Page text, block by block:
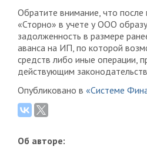
Обратите внимание, что после
«Сторно» в учете у ООО
задолженность в размере
аванса на ИП, по которой
средств либо иные операции,
действующим
Опубликовано в «Системе
Об авторе: